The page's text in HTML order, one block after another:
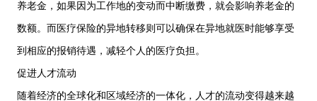
养老金，如果因为工作地的变动而中断缴费，就会影响养老金的
数额。而医疗保险的异地转移则可以确保在异地就医时能够享受
到相应的报销待遇，减轻个人的医疗负担。
促进人才流动
随着经济的全球化和区域经济的一体化，人才的流动变得越来越